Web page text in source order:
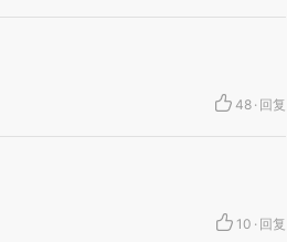
48 · 回复
10 · 回复